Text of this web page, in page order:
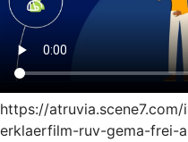
https://
erklaerfilm-ruv-gema-frei-